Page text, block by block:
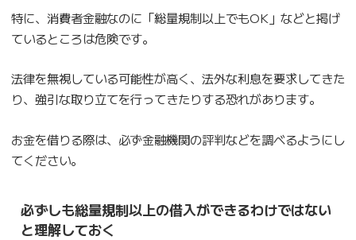
特に、消費者金融なのに「総量規制以上でもOK」などと掲げ
ているところは危険です。
法律を無視している可能性が高く、法外な利息を要求してきた
り、強引な取り立てを行ってきたりする恐れがあります。
お金を借りる際は、必ず金融機関の評判などを調べるようにし
てください。
必ずしも総量規制以上の借入ができるわけではない
と理解しておく